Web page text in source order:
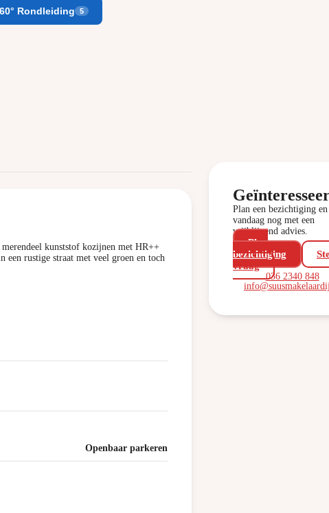
Rondleiding 5
kunststof kozijnen met HR++
rustige straat met veel groen en toch
Openbaar parkeren
Plan een bezichtiging
vandaag nog met een
vrijblijvend advies.
Plan
bezichtiging
vraag
036 2340 848